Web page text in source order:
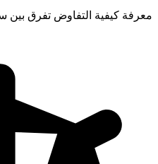
معرفة كيفية التفاوض تفرق بين